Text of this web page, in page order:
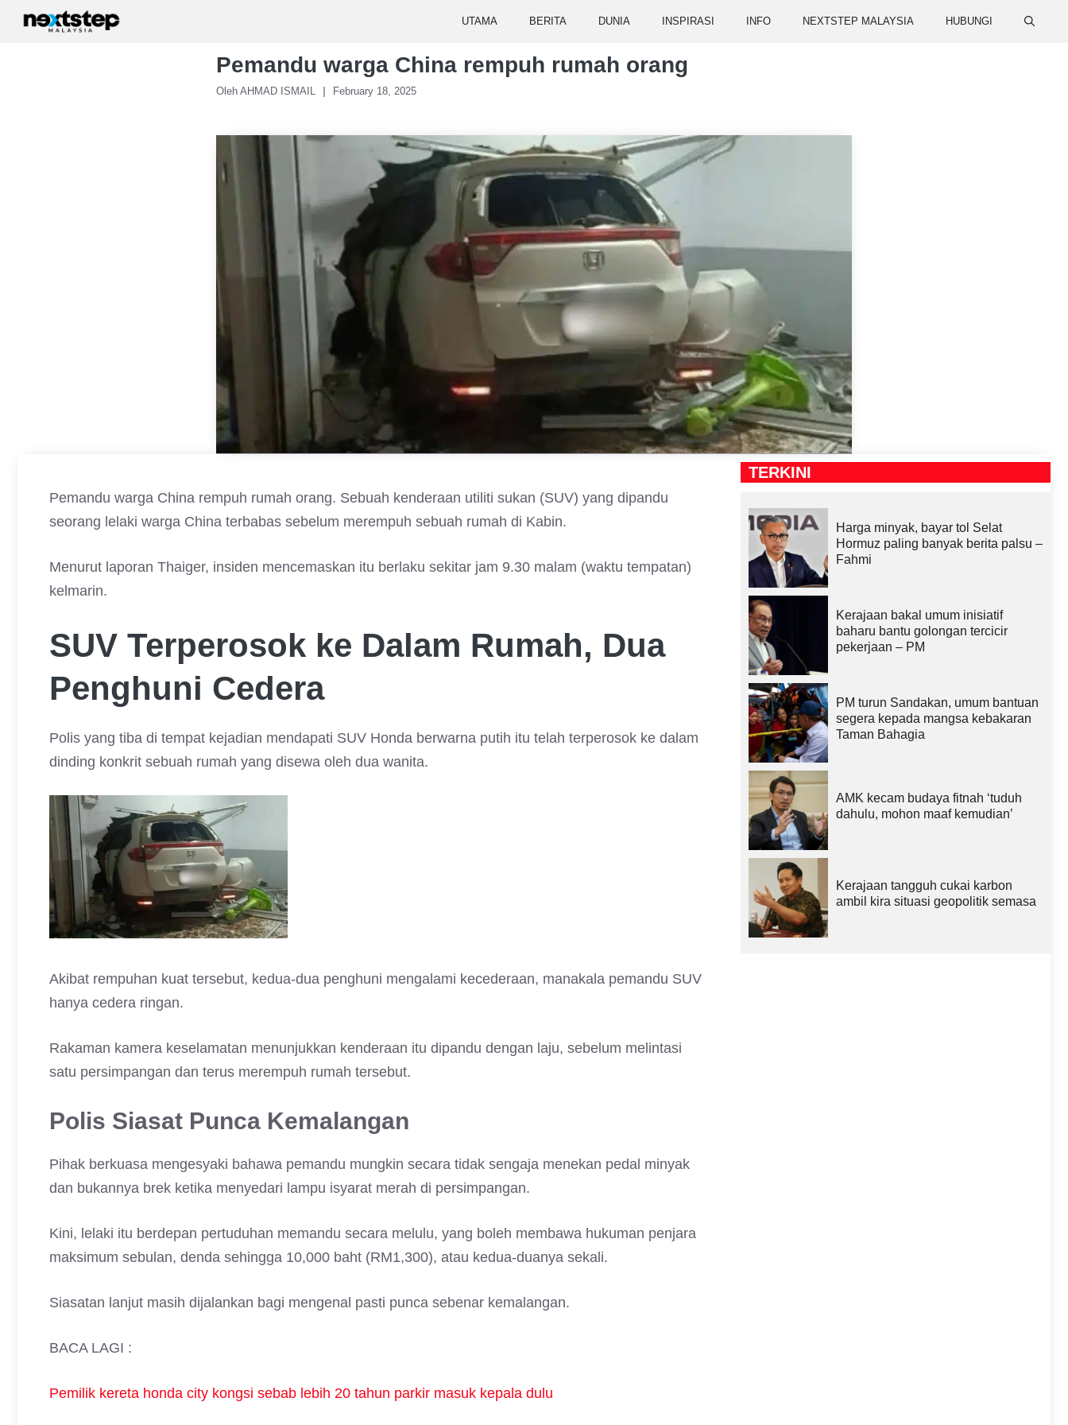
Skip
UTAMA BERITA DUNIA INSPIRASI INFO NEXTSTEP MALAYSIA HUBUNGI
Pemandu warga China rempuh rumah orang
Oleh AHMAD ISMAIL February 18, 2025
Pemandu warga China rempuh rumah orang. Sebuah kenderaan utiliti sukan (SUV) yang dipandu
seorang lelaki warga China terbabas sebelum merempuh sebuah rumah di Kabin.
Menurut laporan Thaiger, insiden mencemaskan itu berlaku sekitar jam 9.30 malam (waktu tempatan)
kelmarin.
SUV Terperosok ke Dalam Rumah, Dua
Penghuni Cedera
Polis yang tiba di tempat kejadian mendapati SUV Honda berwarna putih itu telah terperosok ke dalam
dinding konkrit sebuah rumah yang disewa oleh dua wanita.
Akibat rempuhan kuat tersebut, kedua-dua penghuni mengalami kecederaan, manakala pemandu SUV
hanya cedera ringan.
Rakaman kamera keselamatan menunjukkan kenderaan itu dipandu dengan laju, sebelum melintasi
satu persimpangan dan terus merempuh rumah tersebut.
Polis Siasat Punca Kemalangan
Pihak berkuasa mengesyaki bahawa pemandu mungkin secara tidak sengaja menekan pedal minyak
dan bukannya brek ketika menyedari lampu isyarat merah di persimpangan.
Kini, lelaki itu berdepan pertuduhan memandu secara melulu, yang boleh membawa hukuman penjara
maksimum sebulan, denda sehingga 10,000 baht (RM1,300), atau kedua-duanya sekali.
Siasatan lanjut masih dijalankan bagi mengenal pasti punca sebenar kemalangan.
BACA LAGI :
Pemilik kereta honda city kongsi sebab lebih 20 tahun parkir masuk kepala dulu
TERKINI
Harga minyak, bayar tol Selat
Hormuz paling banyak berita palsu –
Fahmi
Kerajaan bakal umum inisiatif
baharu bantu golongan tercicir
pekerjaan – PM
PM turun Sandakan, umum bantuan
segera kepada mangsa kebakaran
Taman Bahagia
AMK kecam budaya fitnah ‘tuduh
dahulu, mohon maaf kemudian’
Kerajaan tangguh cukai karbon
ambil kira situasi geopolitik semasa